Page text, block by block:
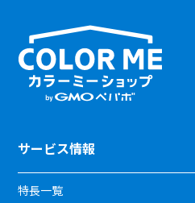
サービス情報
特長一覧